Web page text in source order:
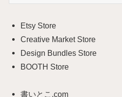
リ
ー
Etsy Store
Creative Market Store
Design Bundles Store
BOOTH Store
書いとこ.com